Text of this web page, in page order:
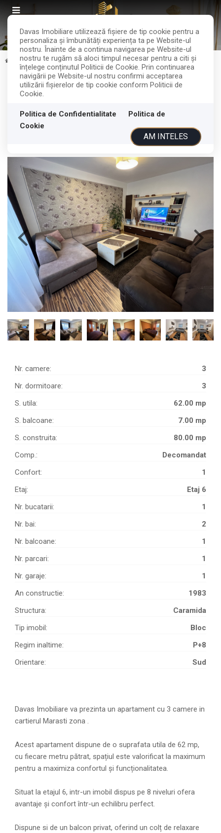
Davas Imobiliare utilizează fişiere de tip cookie pentru a
personaliza și îmbunătăți experiența ta pe Website-ul
nostru. Înainte de a continua navigarea pe Website-ul
nostru te rugăm să aloci timpul necesar pentru a citi și
înțelege conținutul Politicii de Cookie. Prin continuarea
navigării pe Website-ul nostru confirmi acceptarea
utilizării fişierelor de tip cookie conform Politicii de
Cookie.
Politica de Confidentialitate
Politica de
Cookie
AM INTELES
Vanzare Apartamente Cluj-Napoca Marasti
Apartament cu 3 camere | Marasti |
Bucuresti
Cluj-Napoca, Marasti 225.000€
Nr. camere:
3
Nr. dormitoare:
3
S. utila:
62.00 mp
S. balcoane:
7.00 mp
S. construita:
80.00 mp
Comp.:
Decomandat
Confort:
1
Etaj:
Etaj 6
Nr. bucatarii:
1
Nr. bai:
2
Nr. balcoane:
1
Nr. parcari:
1
Nr. garaje:
1
An constructie:
1983
Structura:
Caramida
Tip imobil:
Bloc
Regim inaltime:
P+8
Orientare:
Sud
Davas Imobiliare va prezinta un apartament cu 3 camere in
cartierul Marasti zona .
Acest apartament dispune de o suprafata utila de 62 mp,
cu fiecare metru pătrat, spațiul este valorificat la maximum
pentru a maximiza confortul și funcționalitatea.
Situat la etajul 6, intr-un imobil dispus pe 8 niveluri ofera
avantaje și confort într-un echilibru perfect.
Dispune si de un balcon privat, oferind un colț de relaxare